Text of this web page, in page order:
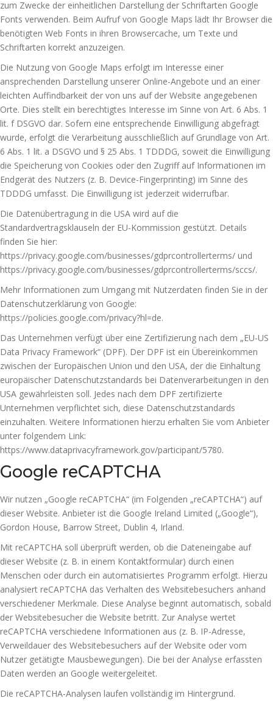
zum Zwecke der einheitlichen Darstellung der Schriftarten Google
Fonts verwenden. Beim Aufruf von Google Maps lädt Ihr Browser die
benötigten Web Fonts in ihren Browsercache, um Texte und
Schriftarten korrekt anzuzeigen.
Die Nutzung von Google Maps erfolgt im Interesse einer
ansprechenden Darstellung unserer Online-Angebote und an einer
leichten Auffindbarkeit der von uns auf der Website angegebenen
Orte. Dies stellt ein berechtigtes Interesse im Sinne von Art. 6 Abs. 1
lit. f DSGVO dar. Sofern eine entsprechende Einwilligung abgefragt
wurde, erfolgt die Verarbeitung ausschließlich auf Grundlage von Art.
6 Abs. 1 lit. a DSGVO und § 25 Abs. 1 TDDDG, soweit die Einwilligung
die Speicherung von Cookies oder den Zugriff auf Informationen im
Endgerät des Nutzers (z. B. Device-Fingerprinting) im Sinne des
TDDDG umfasst. Die Einwilligung ist jederzeit widerrufbar.
Die Datenübertragung in die USA wird auf die
Standardvertragsklauseln der EU-Kommission gestützt. Details
finden Sie hier:
https://privacy.google.com/businesses/gdprcontrollerterms/ und
https://privacy.google.com/businesses/gdprcontrollerterms/sccs/.
Mehr Informationen zum Umgang mit Nutzerdaten finden Sie in der
Datenschutzerklärung von Google:
https://policies.google.com/privacy?hl=de.
Das Unternehmen verfügt über eine Zertifizierung nach dem „EU-US
Data Privacy Framework“ (DPF). Der DPF ist ein Übereinkommen
zwischen der Europäischen Union und den USA, der die Einhaltung
europäischer Datenschutzstandards bei Datenverarbeitungen in den
USA gewährleisten soll. Jedes nach dem DPF zertifizierte
Unternehmen verpflichtet sich, diese Datenschutzstandards
einzuhalten. Weitere Informationen hierzu erhalten Sie vom Anbieter
unter folgendem Link:
https://www.dataprivacyframework.gov/participant/5780.
Google reCAPTCHA
Wir nutzen „Google reCAPTCHA“ (im Folgenden „reCAPTCHA“) auf
dieser Website. Anbieter ist die Google Ireland Limited („Google“),
Gordon House, Barrow Street, Dublin 4, Irland.
Mit reCAPTCHA soll überprüft werden, ob die Dateneingabe auf
dieser Website (z. B. in einem Kontaktformular) durch einen
Menschen oder durch ein automatisiertes Programm erfolgt. Hierzu
analysiert reCAPTCHA das Verhalten des Websitebesuchers anhand
verschiedener Merkmale. Diese Analyse beginnt automatisch, sobald
der Websitebesucher die Website betritt. Zur Analyse wertet
reCAPTCHA verschiedene Informationen aus (z. B. IP-Adresse,
Verweildauer des Websitebesuchers auf der Website oder vom
Nutzer getätigte Mausbewegungen). Die bei der Analyse erfassten
Daten werden an Google weitergeleitet.
Die reCAPTCHA-Analysen laufen vollständig im Hintergrund.